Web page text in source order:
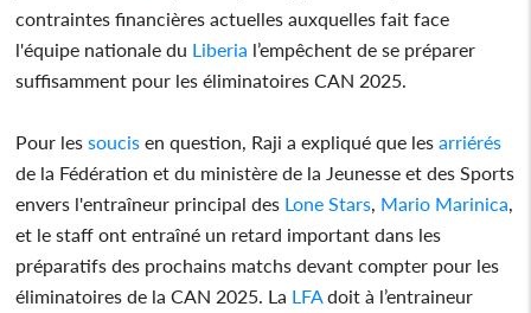
contraintes financières actuelles auxquelles fait face
l'équipe nationale du Liberia l’empêchent de se préparer
suffisamment pour les éliminatoires CAN 2025.
Pour les soucis en question, Raji a expliqué que les arriérés
de la Fédération et du ministère de la Jeunesse et des Sports
envers l'entraîneur principal des Lone Stars, Mario Marinica,
et le staff ont entraîné un retard important dans les
préparatifs des prochains matchs devant compter pour les
éliminatoires de la CAN 2025. La LFAdoit à l’entraineur